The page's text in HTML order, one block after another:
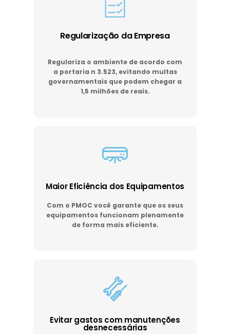
Regularização da Empresa
Regulariza o ambiente de acordo com
a portaria n 3.523, evitando multas
governamentais que podem chegar a
1,5 milhões de reais.
Maior Eficiência dos Equipamentos
Com o PMOC você garante que os seus
equipamentos funcionam plenamente
de forma mais eficiente.
Evitar gastos com manutenções
desnecessárias